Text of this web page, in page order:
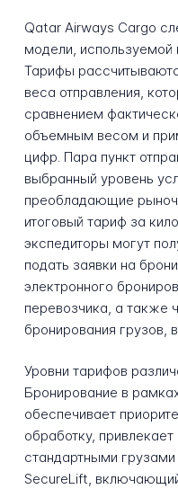
Qatar Airways Cargo
модели, используемой
Тарифы
веса отправления,
сравнением
объемным весом и
цифр. Пара пункт
выбранный уровень
преобладающие
итоговый тариф за
экспедиторы могут
подать заявки на
электронного
перевозчика, а также
бронирования грузов,
Уровни тарифов
Бронирование в
обеспечивает
обработку,
стандартными
SecureLift,